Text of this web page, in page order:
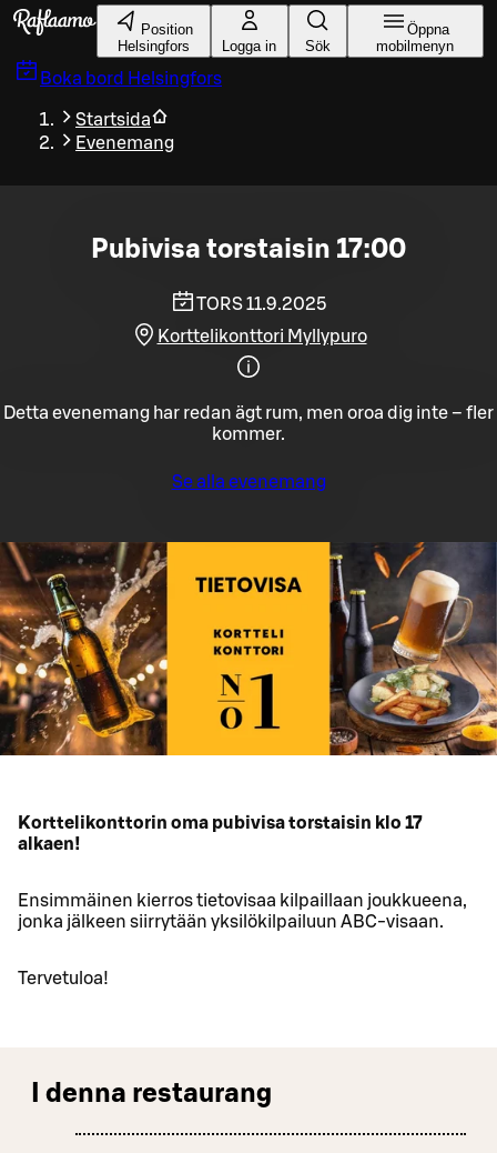
Gå till huvudinnehållet
Position
Helsingfors
Logga in Sök
Öppna
mobilmenyn
Boka bord Helsingfors
Startsida
Evenemang
Pubivisa torstaisin 17:00
TORS 11.9.2025
Korttelikonttori Myllypuro
Detta evenemang har redan ägt rum, men oroa dig inte – fler
kommer.
Se alla evenemang
Korttelikonttorin oma pubivisa torstaisin klo 17
alkaen!
Ensimmäinen kierros tietovisaa kilpaillaan joukkueena,
jonka jälkeen siirrytään yksilökilpailuun ABC-visaan.
Tervetuloa!
I denna restaurang